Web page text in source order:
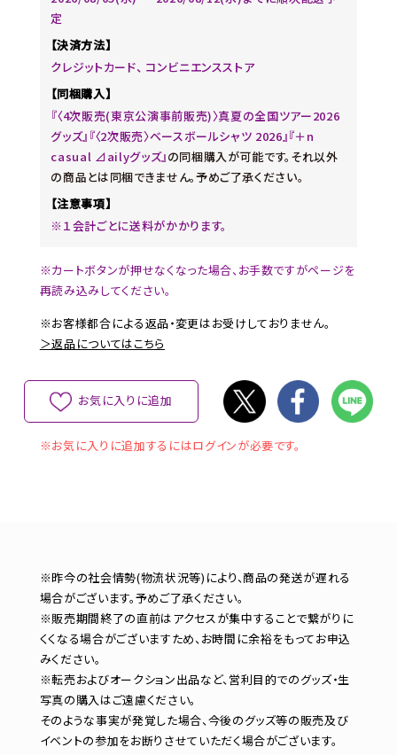
定
【決済方法】
クレジットカード、 コンビニエンスストア
【同梱購入】
『〈4次販売(東京公演事前販売)〉真夏の全国ツアー2026
グッズ』『〈2次販売〉ベースボールシャツ 2026』『＋n
casual ⊿ailyグッズ』の同梱購入が可能です。それ以外
の商品とは同梱できません。予めご了承ください。
【注意事項】
※１会計ごとに送料がかかります。
※カートボタンが押せなくなった場合、お手数ですがページを
再読み込みしてください。
※お客様都合による返品・変更はお受けしておりません。
＞返品についてはこちら
お気に入りに追加
※お気に入りに追加するにはログインが必要です。
※昨今の社会情勢(物流状況等)により、商品の発送が遅れる
場合がございます。予めご了承ください。
※販売期間終了の直前はアクセスが集中することで繋がりに
くくなる場合がございますため、お時間に余裕をもってお申込
みください。
※転売およびオークション出品など、営利目的でのグッズ・生
写真の購入はご遠慮ください。
そのような事実が発覚した場合、今後のグッズ等の販売及び
イベントの参加をお断りさせていただく場合がございます。